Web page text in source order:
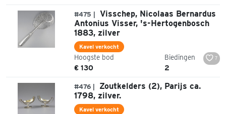
#475 |
Visschep, Nicolaas Bernardus
Antonius Visser, 's-Hertogenbosch
1883, zilver
Kavel verkocht
Hoogste bod
€ 130
Biedingen
2
7
#476 |
Zoutkelders (2), Parijs ca.
1798, zilver.
Kavel verkocht